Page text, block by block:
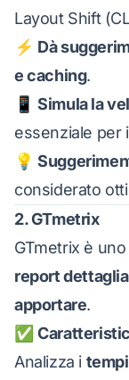
Layout Shift
⚡ Dà
e caching.
📱Simula la
essenziale per
💡
considerato
2. GTmetrix
GTmetrix è
report
apportare.
✅
Analizza i